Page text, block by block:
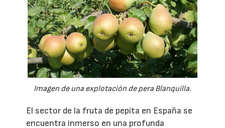
Imagen de una explotación de pera Blanquilla.
El sector de la fruta de pepita en España se
encuentra inmerso en una profunda